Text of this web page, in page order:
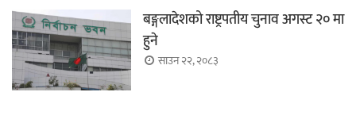
बङ्गलादेशको राष्ट्रपतीय चुनाव अगस्ट २० मा
हुने
साउन २२, २०८३